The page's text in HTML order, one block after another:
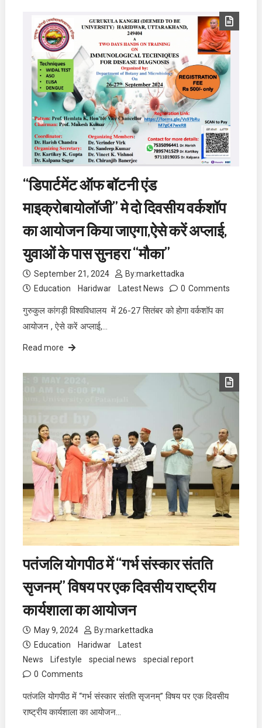
“डिपार्टमेंट ऑफ बॉटनी एंड
माइक्रोबायोलॉजी” मे दो दिवसीय वर्कशॉप
का आयोजन किया जाएगा,ऐसे करें अप्लाई,
युवाओं के पास सुनहरा “मौका”
September 21, 2024 By:markettadka
Education
Haridwar Latest News 0 Comments
गुरुकुल कांगड़ी विश्वविधालय में 26-27 सितंबर को होगा वर्कशॉप का
आयोजन , ऐसे करें अप्लाई,…
Read more
पतंजलि योगपीठ में “गर्भ संस्कार संतति
सृजनम्” विषय पर एक दिवसीय राष्ट्रीय
कार्यशाला का आयोजन
May 9, 2024 By:markettadka
Education
Haridwar
Latest
News
Lifestyle special news
special report
0 Comments
पतंजलि योगपीठ में “गर्भ संस्कार संतति सृजनम्” विषय पर एक दिवसीय
राष्ट्रीय कार्यशाला का आयोजन…